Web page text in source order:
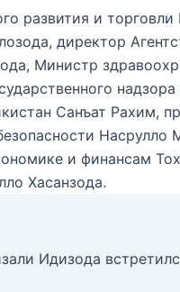
развития и торговли
директор
Министр
надзора
Санъат Рахим,
Насрулло
и финансам
Хасанзода.